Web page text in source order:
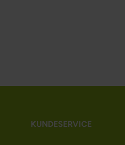
KUNDESERVICE